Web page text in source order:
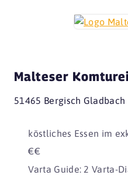
Malteser Komturei
51465 Bergisch Gladbach
köstliches Essen im
€€
Varta Guide: 2 Varta-